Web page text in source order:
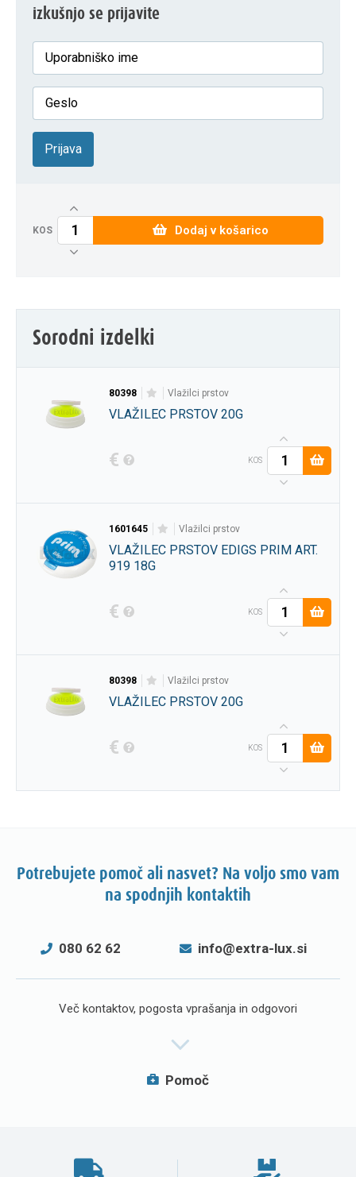
izkušnjo se prijavite
Prijava
KOS Dodaj v košarico
Sorodni izdelki
80398 vlažilci prstov
VLAŽILEC PRSTOV 20G
€ KOS
1601645 vlažilci prstov
VLAŽILEC PRSTOV EDIGS PRIM ART.
919 18G
€ KOS
80398 vlažilci prstov
VLAŽILEC PRSTOV 20G
€ KOS
Potrebujete pomoč ali nasvet? Na voljo smo vam
na spodnjih kontaktih
080 62 62 info@extra-lux.si
Več kontaktov, pogosta vprašanja in odgovori
Pomoč